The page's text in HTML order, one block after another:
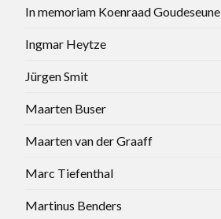
In memoriam Koenraad Goudeseune
Ingmar Heytze
Jürgen Smit
Maarten Buser
Maarten van der Graaff
Marc Tiefenthal
Martinus Benders